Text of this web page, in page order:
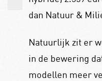
dan Natuur &
Natuurlijk zit er
in de bewering
modellen meer